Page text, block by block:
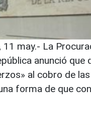
11 may.- La
anunció que
al cobro de
forma de que